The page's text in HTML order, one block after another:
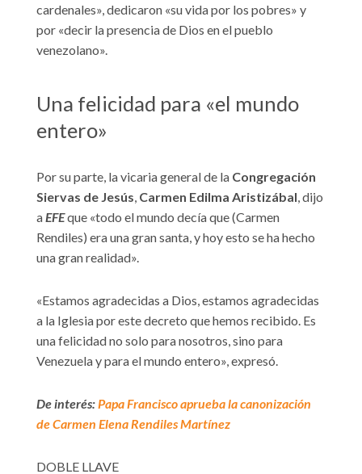
cardenales», dedicaron «su vida por los pobres» y
por «decir la presencia de Dios en el pueblo
venezolano».
Una felicidad para «el mundo
entero»
Por su parte, la vicaria general de la Congregación
Siervas de Jesús, Carmen Edilma Aristizábal, dijo
aEFEque «todo el mundo decía que (Carmen
Rendiles) era una gran santa, y hoy esto se ha hecho
una gran realidad».
«Estamos agradecidas a Dios, estamos agradecidas
a la Iglesia por este decreto que hemos recibido. Es
una felicidad no solo para nosotros, sino para
Venezuela y para el mundo entero», expresó.
De interés:Papa Francisco aprueba la canonización
de Carmen Elena Rendiles Martínez
DOBLE LLAVE